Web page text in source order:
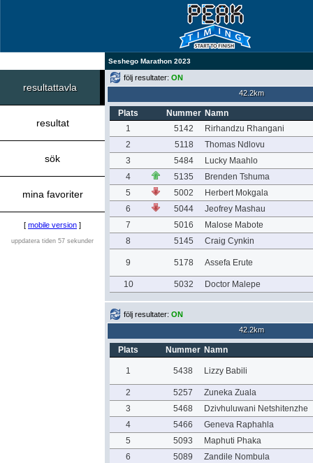
Seshego Marathon 2023
resultattavla
resultat
sök
mina favoriter
[ mobile version ]
uppdatera tiden 57 sekunder
följ resultater: ON
42.2km
Plats Nummer Namn
1
5142
Rirhandzu Rhangani
2
5118
Thomas Ndlovu
3
5484
Lucky Maahlo
4
5135
Brenden Tshuma
5
5002
Herbert Mokgala
6
5044
Jeofrey Mashau
7
5016
Malose Mabote
8
5145 Craig Cynkin
9 5178 Assefa Erute
10 5032 Doctor Malepe
följ resultater: ON
42.2km
Plats Nummer Namn
1 5438 Lizzy Babili
2 5257
Zuneka Zuala
3
5468
Dzivhuluwani Netshitenzhe
4
5466
Geneva Raphahla
5
5093
Maphuti Phaka
6
5089
Zandile Nombula